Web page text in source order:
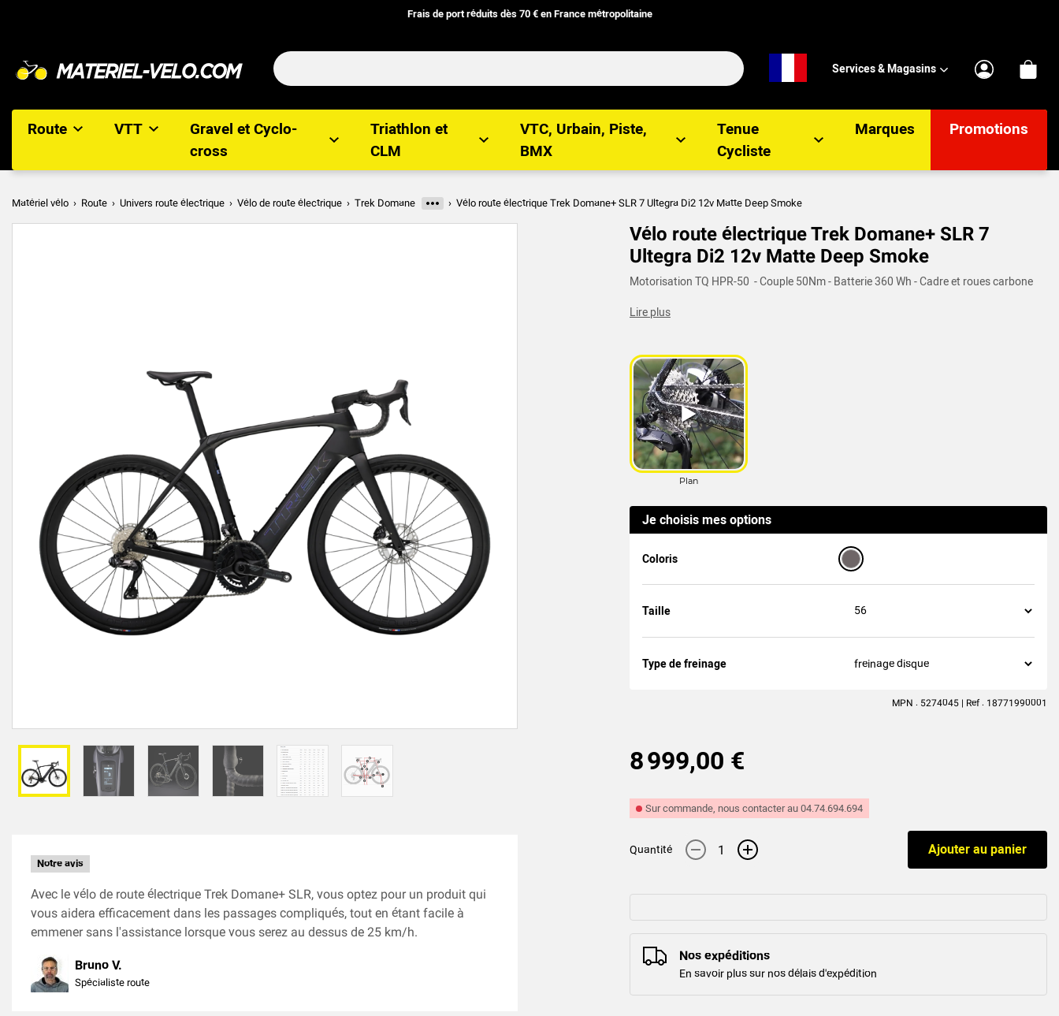
Frais de port réduitsdès 70 €en France métropolitaine
Services & Magasins
Route VTT
Gravel et Cyclo-
cross
Triathlon et
CLM
VTC, Urbain, Piste,
BMX
Tenue
Cycliste
Marques Promotions
Matériel vélo Route Univers route électrique Vélo de route électrique Trek Domane
Plus de catégories
Vélo route électrique Trek Domane+ SLR 7 Ultegra Di2 12v Matte Deep Smoke
Vélo route électrique Trek Domane+ SLR 7
Ultegra Di2 12v Matte Deep Smoke
Motorisation TQ HPR-50 - Couple 50Nm - Batterie 360 Wh - Cadre et roues carbone
Lire plus
Je choisis mes options
Coloris
Taille
Type de freinage
MPN : 5274045 | Ref : 18771990001
8 999,00 €
Sur commande, nous contacter au 04.74.694.694
Quantité - + Ajouter au panier
Nos expéditions
En savoir plus sur nos délais d'expédition
Notre avis
Avec le vélo de route électrique Trek Domane+ SLR, vous optez pour un produit qui
vous aidera efficacement dans les passages compliqués, tout en étant facile à
emmener sans l'assistance lorsque vous serez au dessus de 25 km/h.
Bruno V.
Spécialiste route